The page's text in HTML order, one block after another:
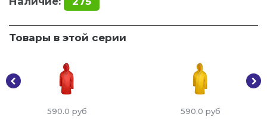
Товары в этой серии
590.0 руб 590.0 руб